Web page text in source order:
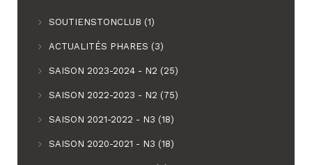
SOUTIENSTONCLUB (1)
ACTUALITÉS PHARES (3)
SAISON 2023-2024 - N2 (25)
SAISON 2022-2023 - N2 (75)
SAISON 2021-2022 - N3 (18)
SAISON 2020-2021 - N3 (18)